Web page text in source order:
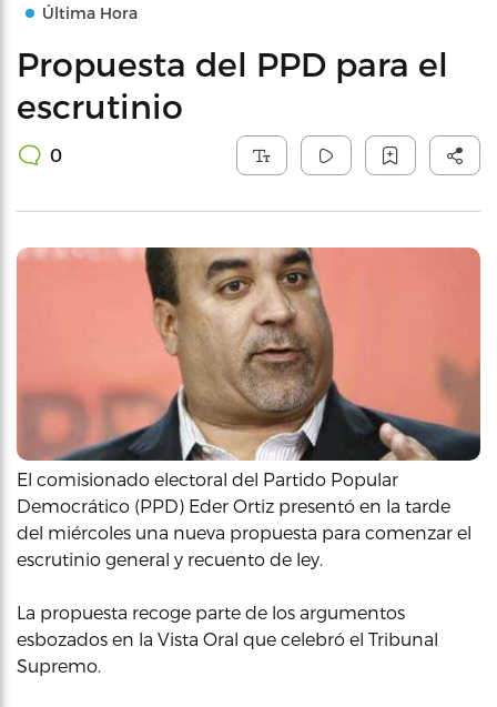
Última Hora
Propuesta del PPD para el
escrutinio
0
El comisionado electoral del Partido Popular
Democrático (PPD) Eder Ortiz presentó en la tarde
del miércoles una nueva propuesta para comenzar el
escrutinio general y recuento de ley.
La propuesta recoge parte de los argumentos
esbozados en la Vista Oral que celebró el Tribunal
Supremo.